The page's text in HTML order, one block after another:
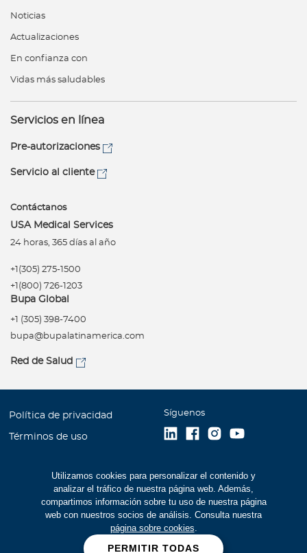
Utilizamos cookies para personalizar el contenido y
analizar el tráfico de nuestra página web. Además,
compartimos información sobre tu uso de nuestra página
web con nuestros socios de análisis. Consulta nuestra
página sobre cookies.
PERMITIR TODAS
Noticias
Actualizaciones
En confianza con
Vidas más saludables
Servicios en línea
Pre-autorizaciones
Servicio al cliente
Contáctanos
USA Medical Services
24 horas, 365 días al año
+1(305) 275-1500
+1(800) 726-1203
Bupa Global
+1 (305) 398-7400
bupa@bupalatinamerica.com
Red de Salud
Política de privacidad
Términos de uso
Mapa del Sitio
Trabaje con Bupa
Estados Financieros (516
Síguenos